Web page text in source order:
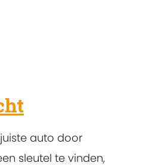
auto door
sleutel te vinden,